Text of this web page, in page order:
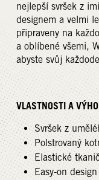
nejlepší svršek z
designem a velmi
připraveny na
a oblíbené všemi,
abyste svůj
VLASTNOSTI A
Svršek z
Polstrovaný
Elastické
Easy-on design